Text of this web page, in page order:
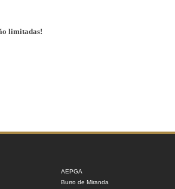
limitadas!
AEPGA
Burro de Miranda